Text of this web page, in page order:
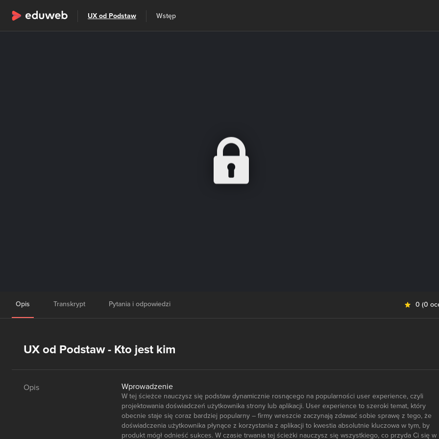
Wszystkie kategorie
UX od Podstaw Wstęp
Opis Transkrypt Pytania i odpowiedzi 0 (0
UX od Podstaw - Kto jest kim
Opis Wprowadzenie
W tej ścieżce nauczysz się podstaw dynamicznie rosnącego na popularności user experience, czyli
projektowania doświadczeń użytkownika strony lub aplikacji. User experience to szeroki temat, który
obecnie staje się coraz bardziej popularny – firmy wreszcie zaczynają zdawać sobie sprawę z tego, że
doświadczenia użytkownika płynące z korzystania z aplikacji to kwestia absolutnie kluczowa w tym, by
produkt mógł odnieść sukces. W czasie trwania tej ścieżki nauczysz się wszystkiego, co przyda Ci się w